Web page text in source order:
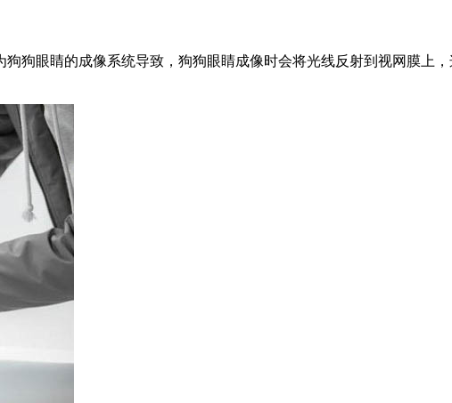
狗眼睛的成像系统导致，狗狗眼睛成像时会将光线反射到视网膜上